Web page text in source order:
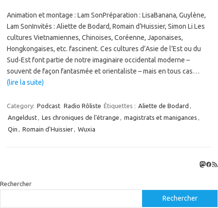
Animation et montage : Lam SonPréparation : LisaBanana, Guylène,
Lam SonInvités : Aliette de Bodard, Romain d’Huissier, Simon Li Les
cultures Vietnamiennes, Chinoises, Coréenne, Japonaises,
Hongkongaises, etc. fascinent. Ces cultures d’Asie de l’Est ou du
Sud-Est font partie de notre imaginaire occidental moderne –
souvent de façon fantasmée et orientaliste – mais en tous cas…
(lire la suite)
Category: Podcast Radio Rôliste Étiquettes : Aliette de Bodard ,
Angeldust, Les chroniques de l'étrange , magistrats et manigances ,
Qin , Romain d'Huissier, Wuxia
Flux
Rechercher
Rechercher